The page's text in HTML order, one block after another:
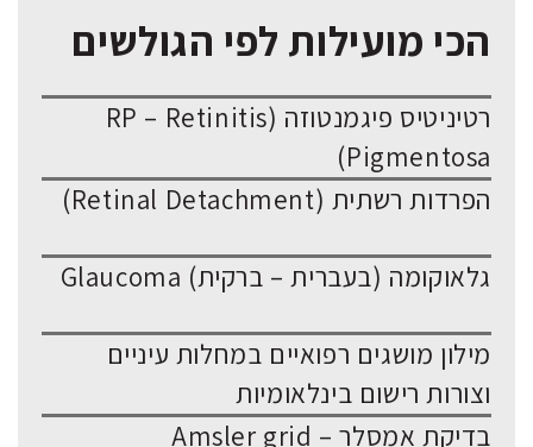
הכי מועילות לפי הגולשים
רטיניטיס פיגמנטוזה (RP – Retinitis
Pigmentosa)
הפרדות רשתית (Retinal Detachment)
גלאוקומה (בעברית – ברקית) Glaucoma
מילון מושגים רפואיים במחלות עיניים
וצורות רישום בינלאומיות
בדיקת אמסלר – Amsler grid